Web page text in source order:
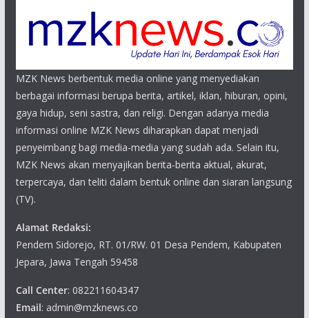
MZK News berbentuk media online yang menyediakan
berbagai informasi berupa berita, artikel, iklan, hiburan, opini,
gaya hidup, seni sastra, dan religi. Dengan adanya media
informasi online MZK News diharapkan dapat menjadi
penyeimbang bagi media-media yang sudah ada. Selain itu,
MZK News akan menyajikan berita-berita aktual, akurat,
terpercaya, dan teliti dalam bentuk online dan siaran langsung
(TV).
Alamat Redaksi:
Pendem Sidorejo, RT. 01/RW. 01 Desa Pendem, Kabupaten
Jepara, Jawa Tengah 59458
Call Center: 082211604347
Email: admin@mzknews.co